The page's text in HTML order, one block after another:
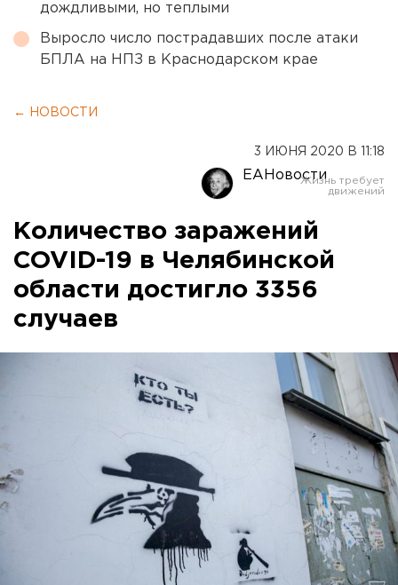
дождливыми, но теплыми
Выросло число пострадавших после атаки
БПЛА на НПЗ в Краснодарском крае
← НОВОСТИ
3 ИЮНЯ 2020 В 11:18
ЕАНовости
Количество заражений
COVID-19 в Челябинской
области достигло 3356
случаев